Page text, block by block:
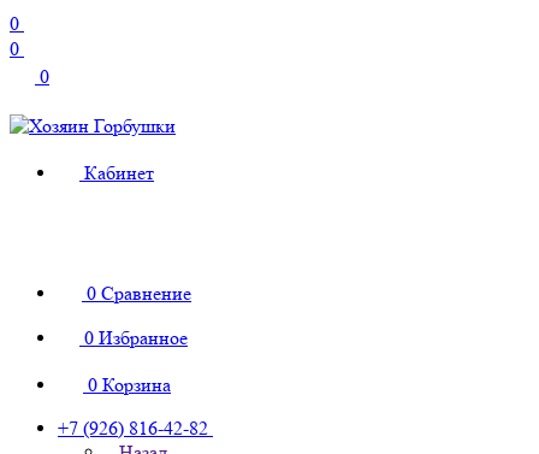
0
0
0
Кабинет
0 Сравнение
0 Избранное
0 Корзина
+7 (926) 816-42-82